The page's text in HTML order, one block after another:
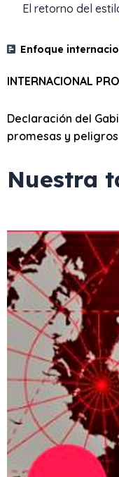
El retorno del
Enfoque
INTERNACIONAL
Declaración del
promesas y
Nuestra